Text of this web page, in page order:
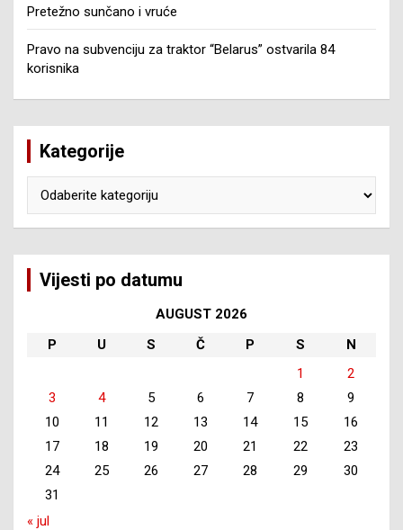
Pretežno sunčano i vruće
Pravo na subvenciju za traktor “Belarus” ostvarila 84
korisnika
Kategorije
Vijesti po datumu
AUGUST 2026
P
U S Č P S
N
1
2
3
4 5 6 7 8
9
10
11 12 13 14 15
16
17
18 19 20 21 22
23
24
25 26 27 28 29
30
31
« jul